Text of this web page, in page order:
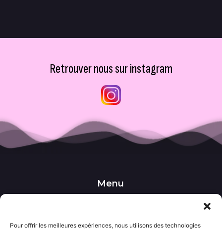
Pour offrir les meilleures expériences, nous utilisons des technologies
Retrouver nous sur instagram
Menu
••• Accueil
••• Wishlist